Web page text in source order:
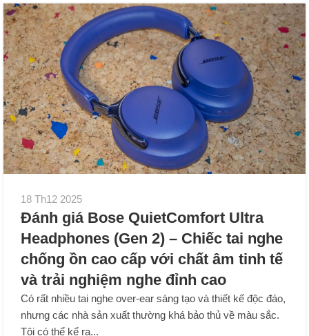
18 Th12 2025
Đánh giá Bose QuietComfort Ultra
Headphones (Gen 2) – Chiếc tai nghe
chống ồn cao cấp với chất âm tinh tế
và trải nghiệm nghe đỉnh cao
Có rất nhiều tai nghe over-ear sáng tạo và thiết kế độc đáo,
nhưng các nhà sản xuất thường khá bảo thủ về màu sắc.
Tôi có thể kể ra...